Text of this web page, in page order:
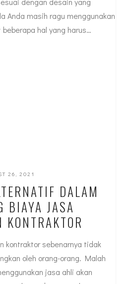
Anda masih ragu menggunakan
hal yang harus…
26, 2021
DALAM
BIAYA JASA
kontraktor sebenarnya tidak
oleh orang-orang. Malah
jasa ahli akan